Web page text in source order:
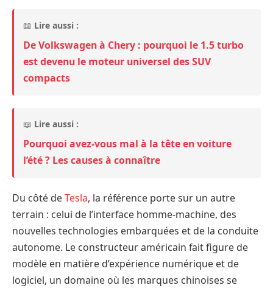
📖 Lire aussi :
De Volkswagen à Chery : pourquoi le 1.5 turbo
est devenu le moteur universel des SUV
compacts
📖 Lire aussi :
Pourquoi avez-vous mal à la tête en voiture
l’été ? Les causes à connaître
Du côté deTesla, la référence porte sur un autre
terrain : celui de l’interface homme-machine, des
nouvelles technologies embarquées et de la conduite
autonome. Le constructeur américain fait figure de
modèle en matière d’expérience numérique et de
logiciel, un domaine où les marques chinoises se